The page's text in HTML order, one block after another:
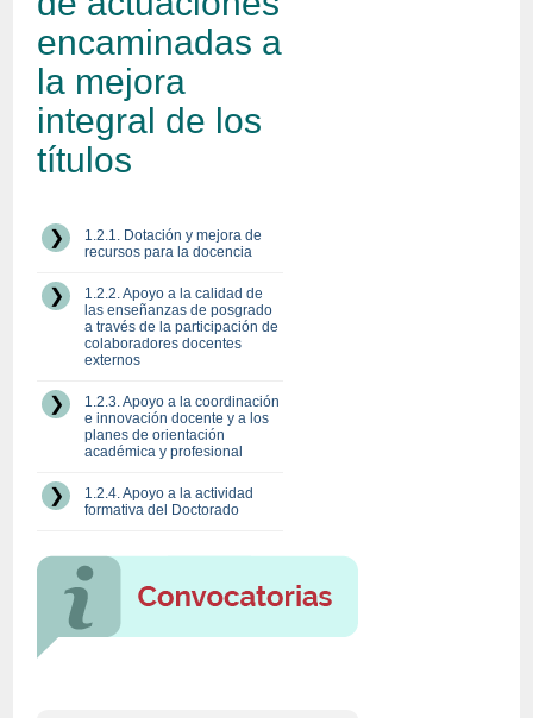
encaminadas a
la mejora
integral de los
títulos
1.2.1. Dotación y mejora de
recursos para la docencia
1.2.2. Apoyo a la calidad de
las enseñanzas de posgrado
a través de la participación de
colaboradores docentes
externos
1.2.3. Apoyo a la coordinación
e innovación docente y a los
planes de orientación
académica y profesional
1.2.4. Apoyo a la actividad
formativa del Doctorado